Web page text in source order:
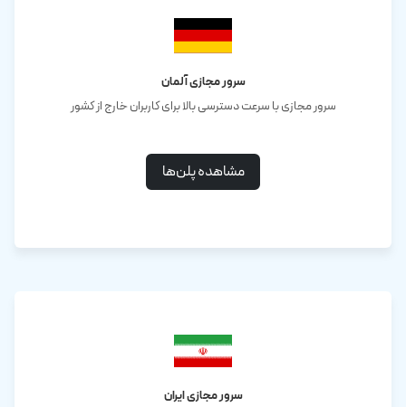
سرور مجازی آلمان
سرور مجازی با سرعت دسترسی بالا برای کاربران خارج از کشور
مشاهده پلن‌ها
سرور مجازی ایران